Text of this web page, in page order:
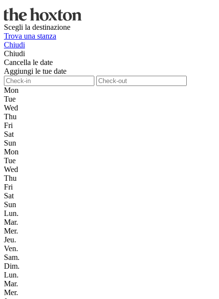
Scegli la destinazione
Trova una stanza
Chiudi
Chiudi
Cancella le date
Aggiungi le tue date
Mon
Tue
Wed
Thu
Fri
Sat
Sun
Mon
Tue
Wed
Thu
Fri
Sat
Sun
Lun.
Mar.
Mer.
Jeu.
Ven.
Sam.
Dim.
Lun.
Mar.
Mer.